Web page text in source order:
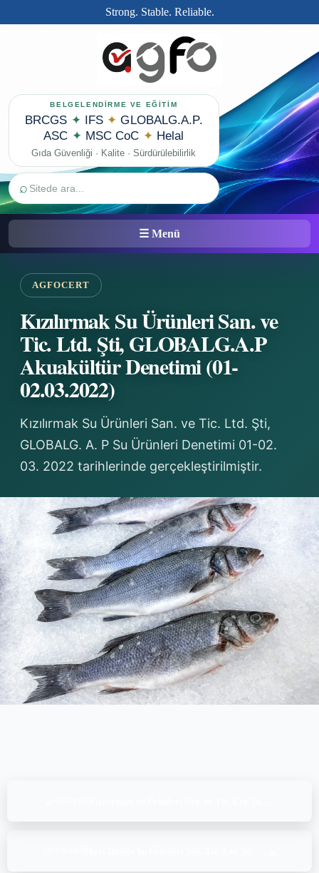
Strong. Stable. Reliable.
BELGELENDİRME VE EĞİTİM
BRCGS ✦ IFS ✦ GLOBALG.A.P.
ASC ✦ MSC CoC ✦ Helal
Gıda Güvenliği · Kalite · Sürdürülebilirlik
⌕
☰ Menü
AGFOCERT
Kızılırmak Su Ürünleri San. ve
Tic. Ltd. Şti, GLOBALG.A.P
Akuakültür Denetimi (01-
02.03.2022)
Kızılırmak Su Ürünleri San. ve Tic. Ltd. Şti,
GLOBALG. A. P Su Ürünleri Denetimi 01-02.
03. 2022 tarihlerinde gerçekleştirilmiştir.